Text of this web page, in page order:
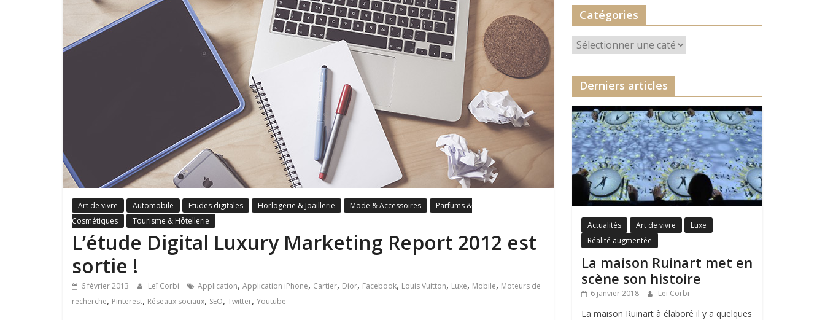
Art de vivre Automobile Etudes digitales Horlogerie & Joaillerie Mode & Accessoires
Parfums &
Cosmétiques
Tourisme & Hôtellerie
L’étude Digital Luxury Marketing Report 2012 est
sortie !
6 février 2013 Leï Corbi Application, Application iPhone, Cartier, Dior, Facebook, Louis Vuitton, Luxe, Mobile, Moteurs de
recherche, Pinterest, Réseaux sociaux, SEO, Twitter, Youtube
Catégories
Catégories
Derniers articles
Actualités Art de vivre
Luxe
Réalité augmentée
La maison Ruinart met en
scène son histoire
6 janvier 2018 Leï Corbi
La maison Ruinart à élaboré il y a quelques